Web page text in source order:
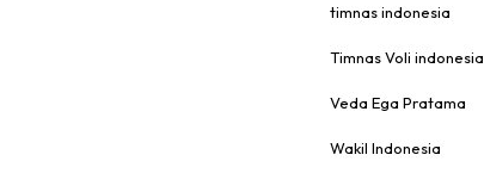
timnas indonesia
Timnas Voli indonesia
Veda Ega Pratama
Wakil Indonesia